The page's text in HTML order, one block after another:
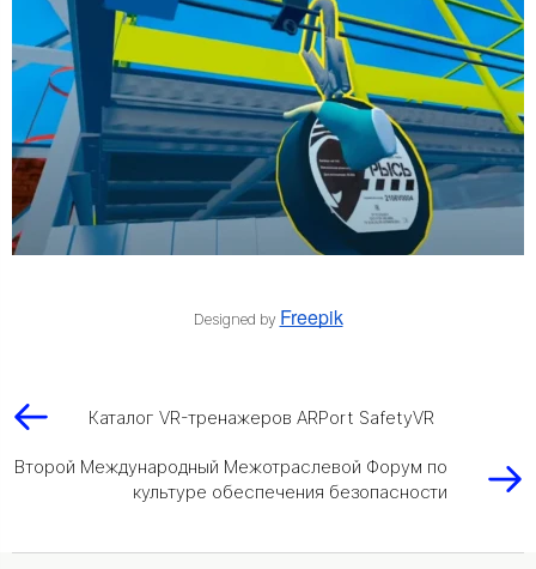
Designed by Freepik
Каталог VR-тренажеров ARPort SafetyVR
Второй Международный Межотраслевой Форум по
культуре обеспечения безопасности